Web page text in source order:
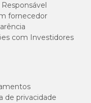
fornecedor
com Investidores
de privacidade